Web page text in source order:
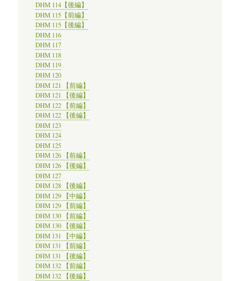
DHM 114【後編】
DHM 115【前編】
DHM 115【後編】
DHM 116
DHM 117
DHM 118
DHM 119
DHM 120
DHM 121 【前編】
DHM 121 【後編】
DHM 122 【前編】
DHM 122 【後編】
DHM 123
DHM 124
DHM 125
DHM 126 【前編】
DHM 126 【後編】
DHM 127
DHM 128 【後編】
DHM 129 【中編】
DHM 129 【前編】
DHM 130 【前編】
DHM 130 【後編】
DHM 131 【中編】
DHM 131 【前編】
DHM 131 【後編】
DHM 132 【前編】
DHM 132 【後編】